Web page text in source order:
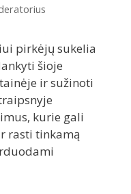
pirkėjų sukelia
šioje
ir sužinoti
kurie gali
rasti tinkamą